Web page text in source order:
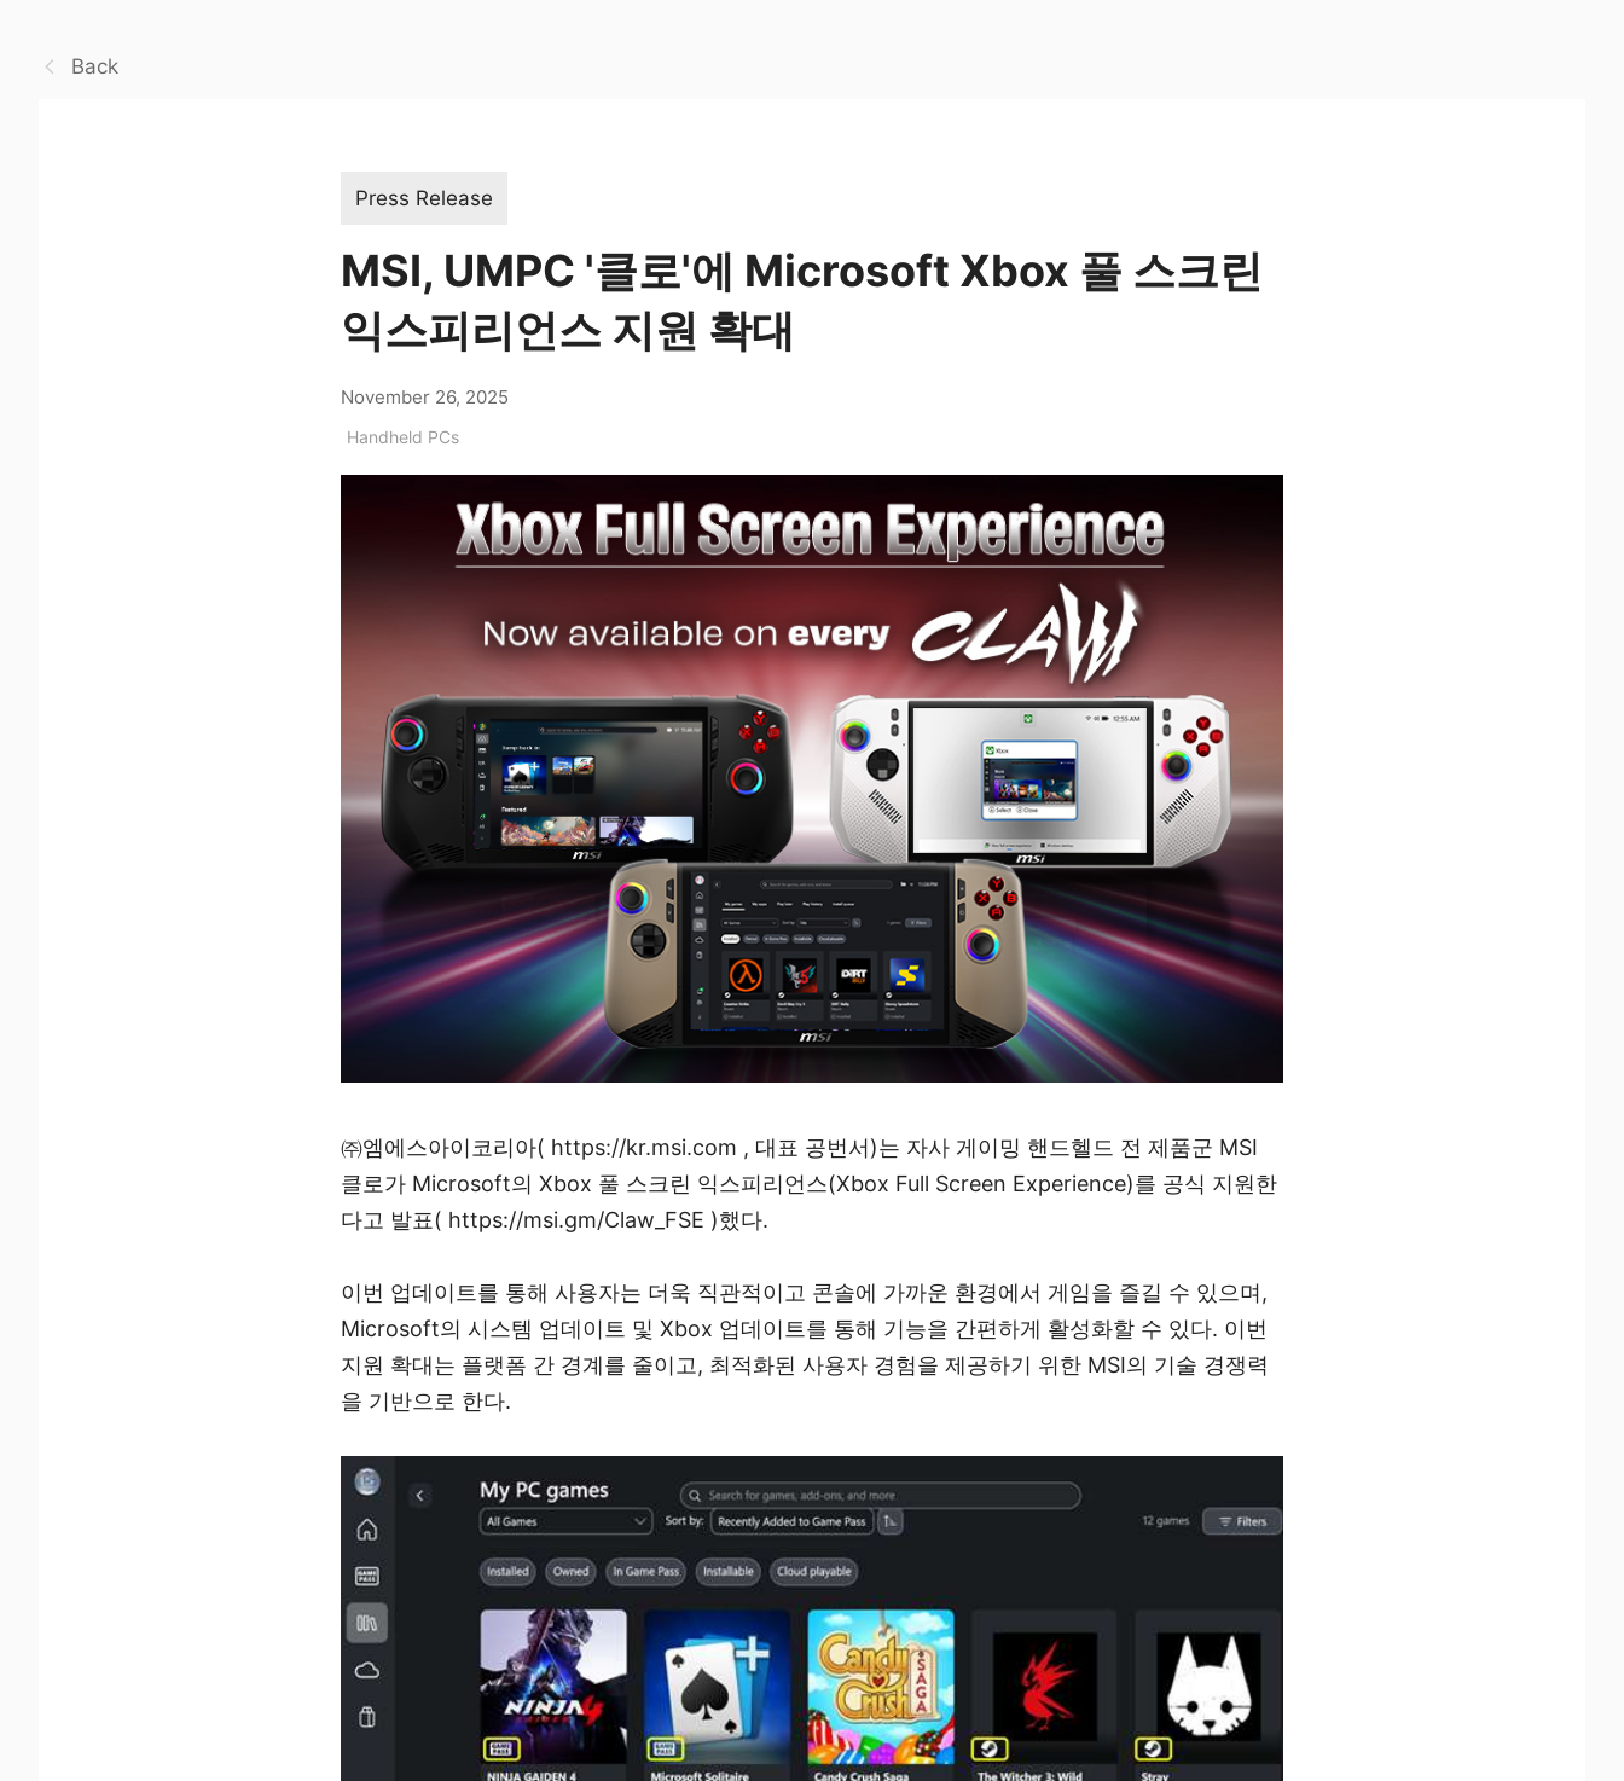
Back
Press Release
MSI, UMPC '클로'에 Microsoft Xbox 풀 스크린
익스피리언스 지원 확대
November 26, 2025
Handheld PCs
㈜엠에스아이코리아( https://kr.msi.com , 대표 공번서)는 자사 게이밍 핸드헬드 전 제품군 MSI
클로가 Microsoft의 Xbox 풀 스크린 익스피리언스(Xbox Full Screen Experience)를 공식 지원한
다고 발표( https://msi.gm/Claw_FSE )했다.
이번 업데이트를 통해 사용자는 더욱 직관적이고 콘솔에 가까운 환경에서 게임을 즐길 수 있으며,
Microsoft의 시스템 업데이트 및 Xbox 업데이트를 통해 기능을 간편하게 활성화할 수 있다. 이번
지원 확대는 플랫폼 간 경계를 줄이고, 최적화된 사용자 경험을 제공하기 위한 MSI의 기술 경쟁력
을 기반으로 한다.